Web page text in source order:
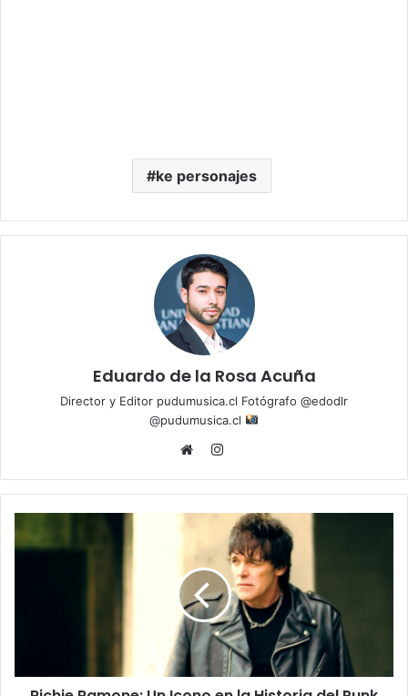
ke personajes
Eduardo de la Rosa Acuña
Director y Editor pudumusica.cl Fotógrafo @edodlr
@pudumusica.cl
Instagram